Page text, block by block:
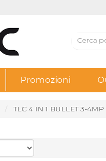
Promozioni
TLC 4 IN 1 BULLET 3-4MP